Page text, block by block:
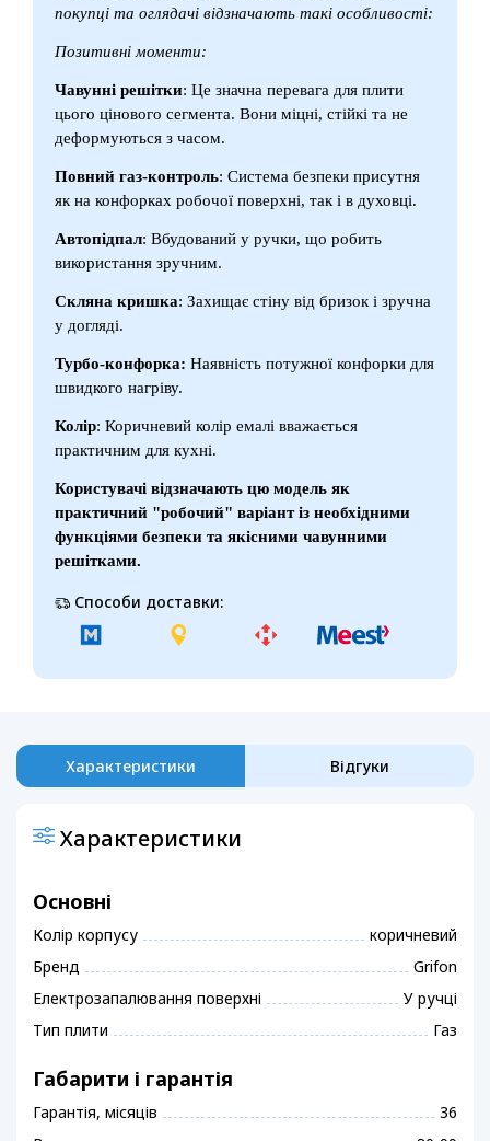
покупці та оглядачі відзначають такі особливості:
Позитивні моменти:
Чавунні решітки: Це значна перевага для плити
цього цінового сегмента. Вони міцні, стійкі та не
деформуються з часом.
Повний газ-контроль: Система безпеки присутня
як на конфорках робочої поверхні, так і в духовці.
Автопідпал: Вбудований у ручки, що робить
використання зручним.
Скляна кришка: Захищає стіну від бризок і зручна
у догляді.
Турбо-конфорка: Наявність потужної конфорки для
швидкого нагріву.
Колір: Коричневий колір емалі вважається
практичним для кухні.
Користувачі відзначають цю модель як
практичний "робочий" варіант із необхідними
функціями безпеки та якісними чавунними
решітками.
Способи доставки:
Характеристики Відгуки
Характеристики
Основні
Колір корпусу
коричневий
Бренд
Grifon
Електрозапалювання поверхні
У ручці
Тип плити
Газ
Габарити і гарантія
Гарантія, місяців
36